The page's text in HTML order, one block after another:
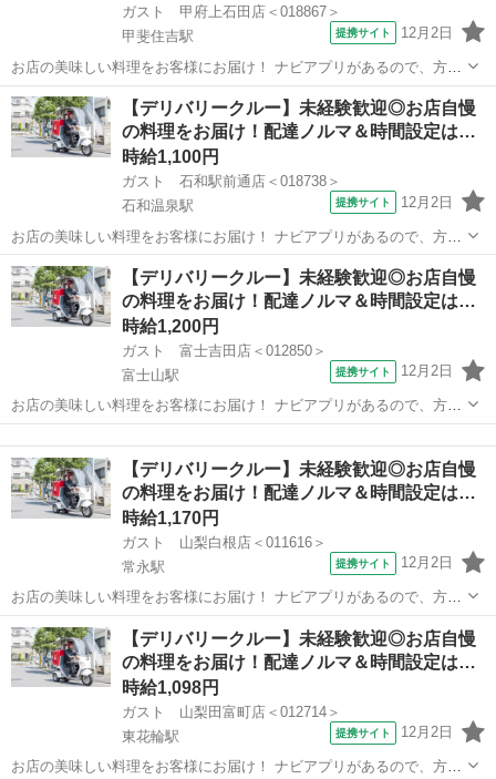
ガスト 甲府上石田店＜018867＞
甲斐住吉駅
提携サイト 12月2日
お店の美味しい料理をお客様にお届け！ ナビアプリがあるので、方向
音痴の方も安心◎ 運転に慣れるまではお店の敷地内で練習するので安
心してください！ ※［バイク］を使っての配達をお願いします。 アル
バイト,パート ■ポイント...
山梨 甲府市 甲斐住吉駅 デリバリー
【デリバリークルー】未経験歓迎◎お店自慢
の料理をお届け！配達ノルマ＆時間設定は…
時給1,100円
ガスト 石和駅前通店＜018738＞
石和温泉駅
提携サイト 12月2日
お店の美味しい料理をお客様にお届け！ ナビアプリがあるので、方向
音痴の方も安心◎ 運転に慣れるまではお店の敷地内で練習するので安
心してください！ ※［自動車］［バイク］を使っての配達をお願いし
ます。 アルバイト,パート ...
山梨 笛吹市 石和温泉駅 デリバリー
【デリバリークルー】未経験歓迎◎お店自慢
の料理をお届け！配達ノルマ＆時間設定は…
時給1,200円
ガスト 富士吉田店＜012850＞
富士山駅
提携サイト 12月2日
お店の美味しい料理をお客様にお届け！ ナビアプリがあるので、方向
音痴の方も安心◎ 運転に慣れるまではお店の敷地内で練習するので安
心してください！ ※［自動車］を使っての配達をお願いします。 アル
バイト,パート ■ポイント...
【デリバリークルー】未経験歓迎◎お店自慢
の料理をお届け！配達ノルマ＆時間設定は…
時給1,170円
ガスト 山梨白根店＜011616＞
常永駅
提携サイト 12月2日
お店の美味しい料理をお客様にお届け！ ナビアプリがあるので、方向
音痴の方も安心◎ 運転に慣れるまではお店の敷地内で練習するので安
心してください！ ※［自動車］［バイク］を使っての配達をお願いし
ます。 アルバイト,パート ...
山梨 南アルプス市 常永駅 デリバリー
【デリバリークルー】未経験歓迎◎お店自慢
の料理をお届け！配達ノルマ＆時間設定は…
時給1,098円
ガスト 山梨田富町店＜012714＞
東花輪駅
提携サイト 12月2日
お店の美味しい料理をお客様にお届け！ ナビアプリがあるので、方向